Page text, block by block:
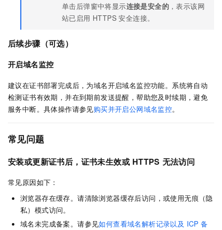
单击后弹窗中将显示连接是安全的 ，表示该网
站已启用 HTTPS 安全连接。
后续步骤（可选）
开启域名监控
建议在证书部署完成后，为域名开启域名监控功能。系统将自动
检测证书有效期，并在到期前发送提醒，帮助您及时续期，避免
服务中断。具体操作请参见购买并开启公网域名监控。
常见问题
安装或更新证书后，证书未生效或 HTTPS 无法访问
常见原因如下：
浏览器存在缓存。请清除浏览器缓存后访问，或使用无痕（隐
私）模式访问。
域名未完成备案。请参见如何查看域名解析记录以及 ICP 备